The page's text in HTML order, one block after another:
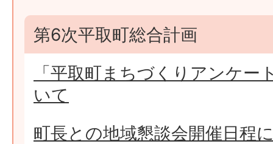
第6次平取町総合計画
「平取町まちづくりアンケー
いて
町長との地域懇談会開催日程